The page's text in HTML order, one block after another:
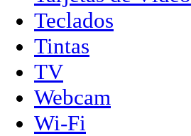
Teclados
Tintas
TV
Webcam
Wi-Fi